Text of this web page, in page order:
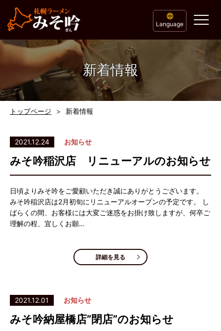
Language
新着情報
トップページ 新着情報
2021.12.24 お知らせ
みそ吟稲沢店 リニューアルのお知らせ
日頃よりみそ吟をご愛顧いただき誠にありがとうございます。
みそ吟稲沢店は2月初旬にリニューアルオープンの予定です。 し
ばらくの間、お客様には大変ご迷惑をお掛け致しますが、何卒ご
理解の程、宜しくお願…
詳細を見る
2021.12.01 お知らせ
みそ吟納屋橋店”閉店”のお知らせ